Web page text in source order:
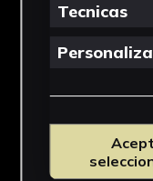
Mohedano
Arte (113,
Angulo
1944).
Tecnicas